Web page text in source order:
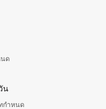
ด
น
กำหนด